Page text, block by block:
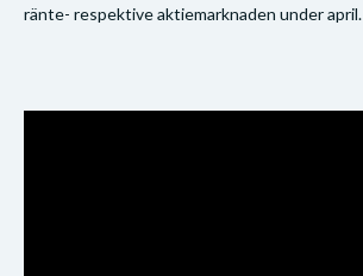
ränte- respektive aktiemarknaden under april.